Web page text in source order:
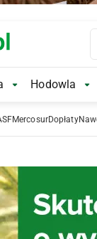
Submenu
Uprawa
Hodowla
MercosurDopłaty